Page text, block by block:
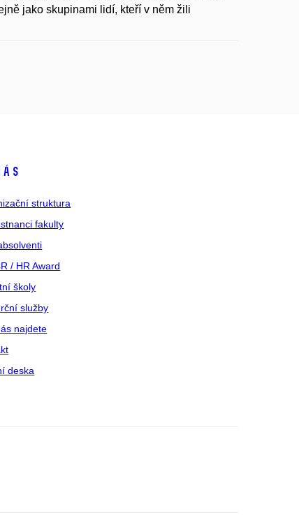
jako skupinami lidí, kteří v něm žili
struktura
fakulty
/ HR Award
školy
služby
najdete
deska